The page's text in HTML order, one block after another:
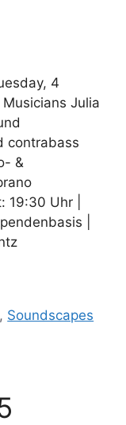
4
Julia
contrabass
&
19:30 Uhr |
|
, Soundscapes